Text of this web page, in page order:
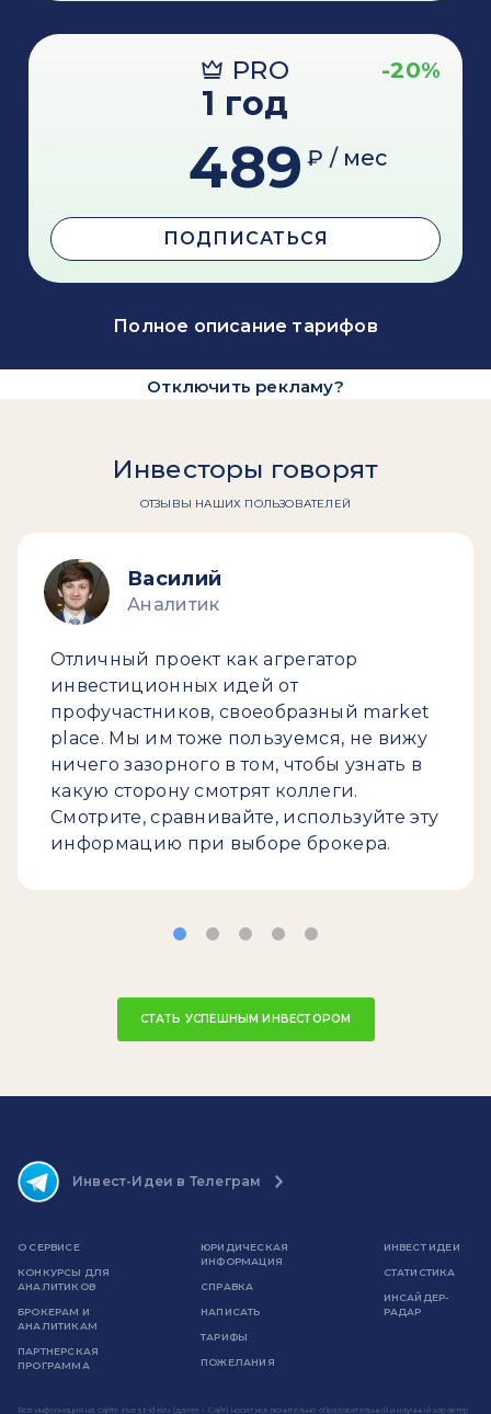
PRO -20%
1 год
489 ₽ / мес
ПОДПИСАТЬСЯ
Полное описание тарифов
Отключить рекламу?
Инвесторы говорят
ОТЗЫВЫ НАШИХ ПОЛЬЗОВАТЕЛЕЙ
Василий
Аналитик
Отличный проект как агрегатор
инвестиционных идей от
профучастников, своеобразный market
place. Мы им тоже пользуемся, не вижу
ничего зазорного в том, чтобы узнать в
какую сторону смотрят коллеги.
Смотрите, сравнивайте, используйте эту
информацию при выборе брокера.
СТАТЬ УСПЕШНЫМ ИНВЕСТОРОМ
Инвест-Идеи в Телеграм
О СЕРВИСЕ
КОНКУРСЫ ДЛЯ
АНАЛИТИКОВ
БРОКЕРАМ И
АНАЛИТИКАМ
ПАРТНЕРСКАЯ
ПРОГРАММА
ЮРИДИЧЕСКАЯ
ИНФОРМАЦИЯ
СПРАВКА
НАПИСАТЬ
ТАРИФЫ
ПОЖЕЛАНИЯ
ИНВЕСТ ИДЕИ
СТАТИСТИКА
ИНСАЙДЕР-
РАДАР
Вся информация на сайте invest-idei.ru (далее - Сайт) носит исключительно образовательный и научный характер